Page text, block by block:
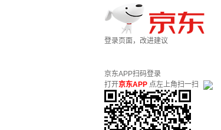
登录页面，改进建议
京东APP扫码登录
打开京东APP 点左上角扫一扫